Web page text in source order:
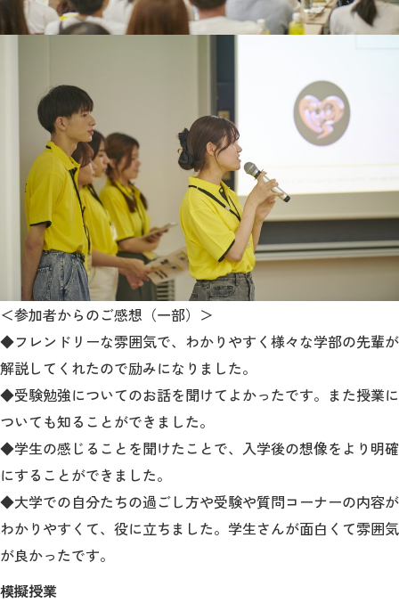
＜参加者からのご感想（一部）＞
◆フレンドリーな雰囲気で、わかりやすく様々な学部の先輩が
解説してくれたので励みになりました。
◆受験勉強についてのお話を聞けてよかったです。また授業に
ついても知ることができました。
◆学生の感じることを聞けたことで、入学後の想像をより明確
にすることができました。
◆大学での自分たちの過ごし方や受験や質問コーナーの内容が
わかりやすくて、役に立ちました。学生さんが面白くて雰囲気
が良かったです。
模擬授業